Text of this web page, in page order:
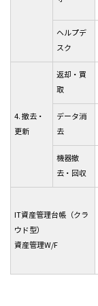
ヘルプデ
スク
4. 撤去・
更新
返却・買
取
データ消
去
機器撤
去・回収
IT資産管理台帳（クラ
ウド型）
資産管理W/F